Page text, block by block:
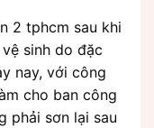
2 tphcm sau khi
sinh do đặc
nay, với công
cho ban công
phải sơn lại sau